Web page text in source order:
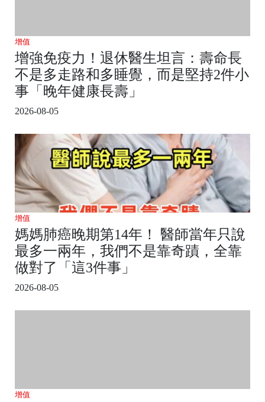
增值
增強免疫力！退休醫生坦言：壽命長
不是多走路和多睡覺，而是堅持2件小
事「晚年健康長壽」
2026-08-05
增值
媽媽肺癌晚期第14年！ 醫師當年只說
最多一兩年，我們不是靠奇蹟，全靠
做對了「這3件事」
2026-08-05
增值